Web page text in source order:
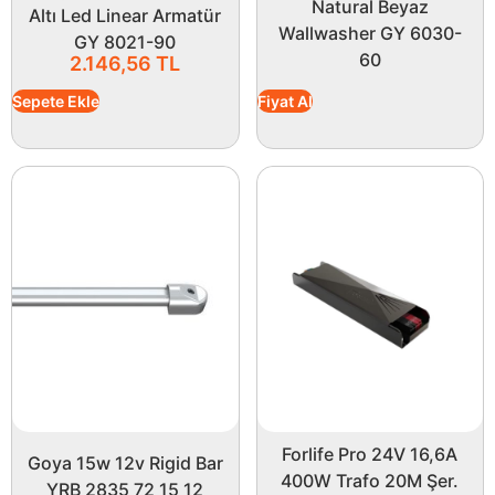
Altı Led Linear Armatür
GY 8021-90
2.146,56 TL
Sepete Ekle
Natural Beyaz
Wallwasher GY 6030-
60
Fiyat Al
Goya 15w 12v Rigid Bar
YRB 2835 72 15 12
Forlife Pro 24V 16,6A
400W Trafo 20M Şer.